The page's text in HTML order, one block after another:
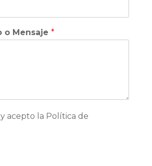
o Mensaje *
acepto la Política de